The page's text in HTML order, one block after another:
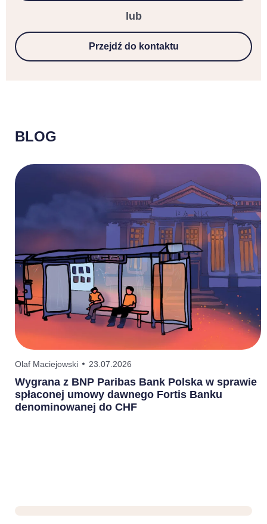
lub
Przejdź do kontaktu
BLOG
Olaf Maciejowski 23.07.2026
Wygrana z BNP Paribas Bank Polska w sprawie
spłaconej umowy dawnego Fortis Banku
denominowanej do CHF